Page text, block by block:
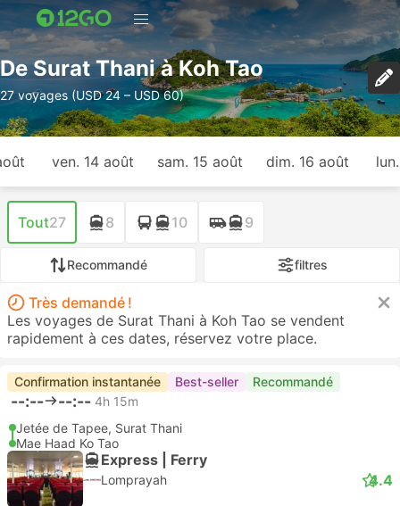
De Surat Thani à Koh Tao
27 voyages (USD 24 – USD 60)
ven. 14 août sam. 15 août dim. 16 août
Tout27 8 10 9
Recommandé filtres
Très demandé !
Les voyages de Surat Thani à Koh Tao se vendent
rapidement à ces dates, réservez votre place.
Confirmation instantanée Best-seller Recommandé
--:-- --:-- 4h 15m
Jetée de Tapee, Surat Thani
Mae Haad Ko Tao
Express | Ferry
Lomprayah 4.4